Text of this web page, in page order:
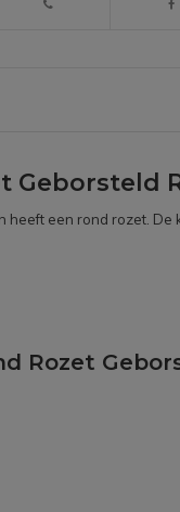
een rond rozet.
Rozet